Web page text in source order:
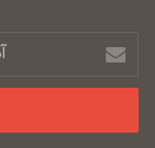
آدرس
ایمیل
خود
وارد